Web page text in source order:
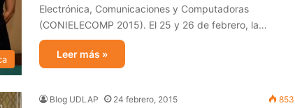
Electrónica, Comunicaciones y Computadoras
(CONIELECOMP 2015). El 25 y 26 de febrero, la…
Leer más »
Blog UDLAP 24 febrero, 2015 853